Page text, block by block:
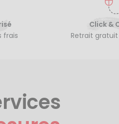
frais
Click &
Retrait